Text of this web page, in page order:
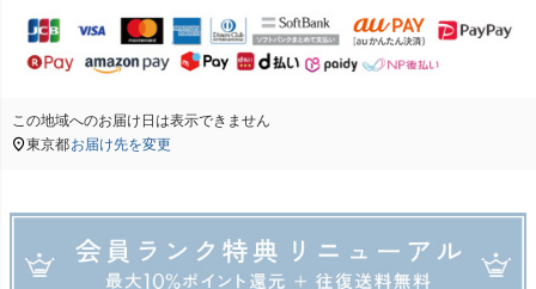
この地域へのお届け日は表示できません
東京都お届け先を変更